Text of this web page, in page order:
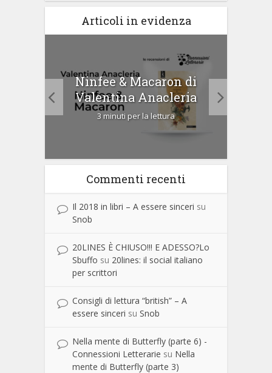
Articoli in evidenza
Ninfee & Macaron di
Valentina Anacleria
3 minuti per la lettura
Commenti recenti
Il 2018 in libri – A essere sinceri su
Snob
20LINES È CHIUSO!!! E ADESSO?Lo
Sbuffo su 20lines: il social italiano
per scrittori
Consigli di lettura “british” – A
essere sinceri su Snob
Nella mente di Butterfly (parte 6) -
Connessioni Letterarie su Nella
mente di Butterfly (parte 3)